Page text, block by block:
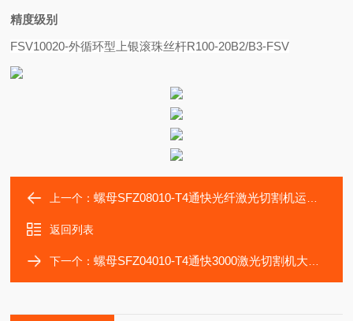
精度级别
FSV10020-外循环型上银滚珠丝杆R100-20B2/B3-FSV
上一个：螺母SFZ08010-T4通快光纤激光切割机运动DTK丝杠SFZ06310-T4
返回列表
下一个：螺母SFZ04010-T4通快3000激光切割机大修用丝杠SFZ03205-T4